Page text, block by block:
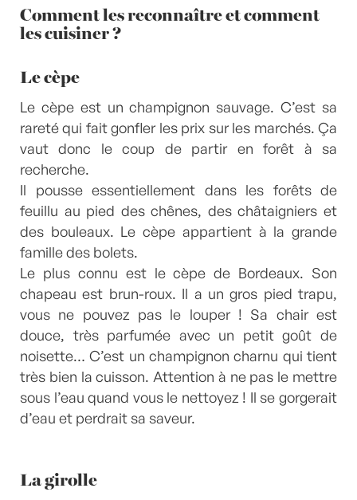
Comment les reconnaître et comment
les cuisiner ?
Le cèpe
Le cèpe est un champignon sauvage. C’est sa
rareté qui fait gonfler les prix sur les marchés. Ça
vaut donc le coup de partir en forêt à sa
recherche.
Il pousse essentiellement dans les forêts de
feuillu au pied des chênes, des châtaigniers et
des bouleaux. Le cèpe appartient à la grande
famille des bolets.
Le plus connu est le cèpe de Bordeaux. Son
chapeau est brun-roux. Il a un gros pied trapu,
vous ne pouvez pas le louper ! Sa chair est
douce, très parfumée avec un petit goût de
noisette… C’est un champignon charnu qui tient
très bien la cuisson. Attention à ne pas le mettre
sous l’eau quand vous le nettoyez ! Il se gorgerait
d’eau et perdrait sa saveur.
La girolle